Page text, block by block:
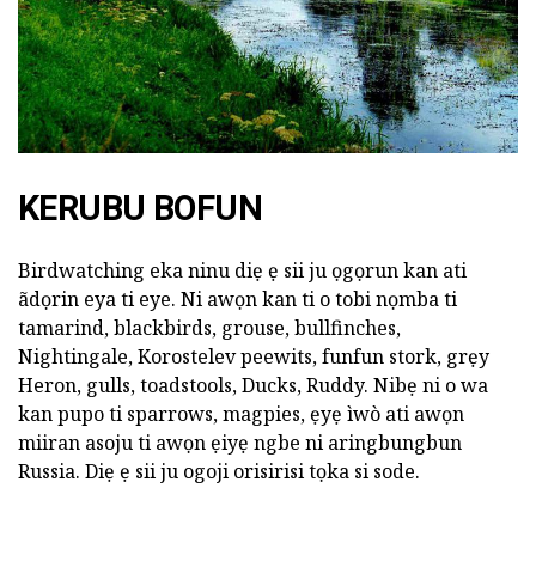
KERUBU BOFUN
Birdwatching eka ninu diẹ ẹ sii ju ọgọrun kan ati
ãdọrin eya ti eye. Ni awọn kan ti o tobi nọmba ti
tamarind, blackbirds, grouse, bullfinches,
Nightingale, Korostelev peewits, funfun stork, grẹy
Heron, gulls, toadstools, Ducks, Ruddy. Nibẹ ni o wa
kan pupo ti sparrows, magpies, ẹyẹ ìwò ati awọn
miiran asoju ti awọn ẹiyẹ ngbe ni aringbungbun
Russia. Diẹ ẹ sii ju ogoji orisirisi tọka si sode.